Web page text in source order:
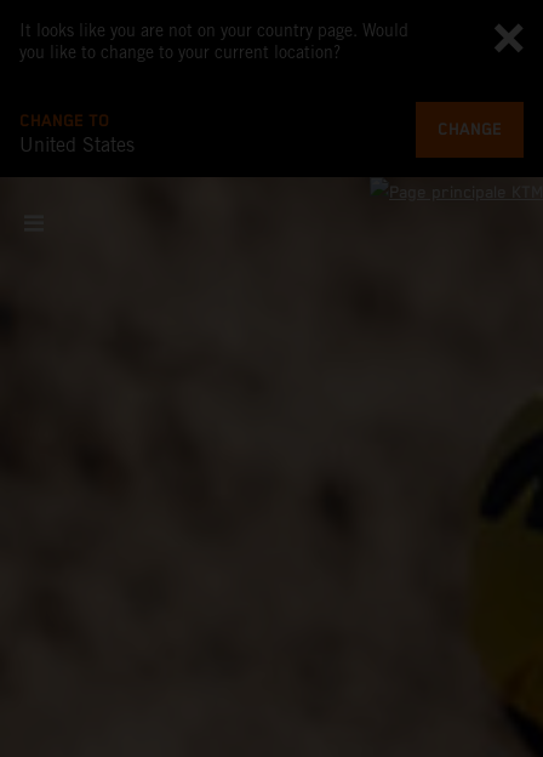
It looks like you are not on your country page. Would
you like to change to your current location?
CHANGE TO
United States
CHANGE